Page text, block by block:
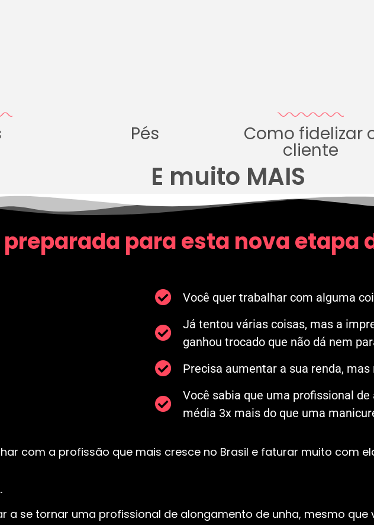
Pés Como fidelizar
cliente
E muito MAIS
preparada para esta nova etapa
Você quer trabalhar com alguma
Já tentou várias coisas, mas a
ganhou trocado que não dá nem
Precisa aumentar a sua renda,
Você sabia que uma profissional
média 3x mais do que uma
com a profissão que mais cresce no Brasil e faturar muito com
a se tornar uma profissional de alongamento de unha, mesmo